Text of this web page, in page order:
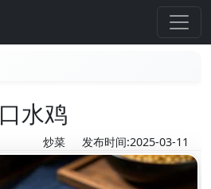
口水鸡
炒菜 发布时间:2025-03-11